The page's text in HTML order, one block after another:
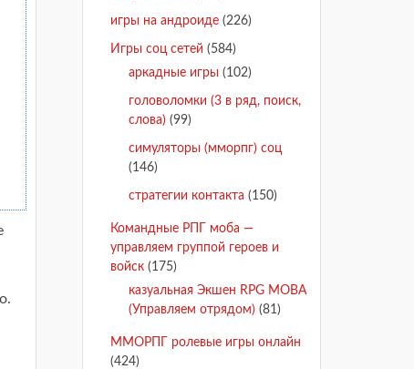
игры на андроиде(226)
Игры соц сетей (584)
аркадные игры(102)
головоломки (3 в ряд, поиск,
слова) (99)
симуляторы (мморпг) соц
(146)
стратегии контакта (150)
Командные РПГ моба —
управляем группой героев и
войск(175)
казуальная Экшен RPG MOBA
(Управляем отрядом) (81)
ММОРПГ ролевые игры онлайн
(424)